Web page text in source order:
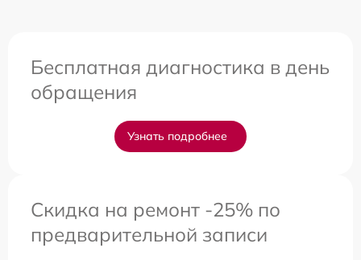
Бесплатная диагностика в день
обращения
Узнать подробнее
Скидка на ремонт -25% по
предварительной записи